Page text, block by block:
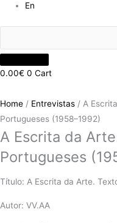
En
0.00€ 0 Cart
Home / Entrevistas / A
Portugueses (1958–1992)
A Escrita da
Portugueses
Título: A Escrita da Arte.
Autor: VV.AA